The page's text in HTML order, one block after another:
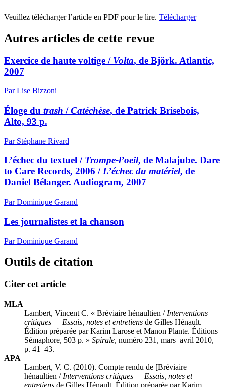
Veuillez télécharger l’article en PDF pour le lire. Télécharger
Autres articles de cette revue
Exercice de haute voltige / Volta, de Björk. Atlantic,
2007
Par Lise Bizzoni
Éloge du trash /Catéchèse, de Patrick Brisebois,
Alto, 93 p.
Par Stéphane Rivard
L’échec du textuel / Trompe-l’oeil, de Malajube. Dare
to Care Records, 2006 /L’échec du matériel, de
Daniel Bélanger. Audiogram, 2007
Par Dominique Garand
Les journalistes et la chanson
Par Dominique Garand
Outils de citation
Citer cet article
MLA
Lambert, Vincent C. « Bréviaire hénaultien / Interventions
critiques — Essais, notes et entretiens de Gilles Hénault.
Édition préparée par Karim Larose et Manon Plante. Éditions
Sémaphore, 503 p. » Spirale, numéro 231, mars–avril 2010,
p. 41–43.
APA
Lambert, V. C. (2010). Compte rendu de [Bréviaire
hénaultien / Interventions critiques — Essais, notes et